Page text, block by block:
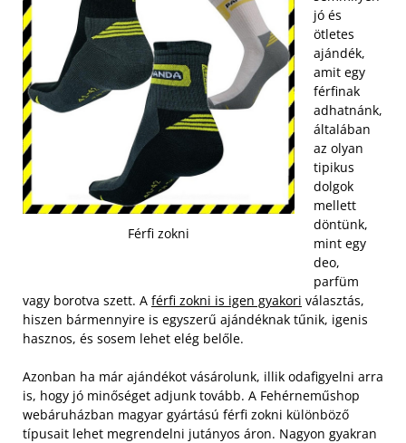
Férfi zokni
jó és
ötletes
ajándék,
amit egy
férfinak
adhatnánk,
általában
az olyan
tipikus
dolgok
mellett
döntünk,
mint egy
deo,
parfüm
vagy borotva szett. A férfi zokni is igen gyakori választás,
hiszen bármennyire is egyszerű ajándéknak tűnik, igenis
hasznos, és sosem lehet elég belőle.
Azonban ha már ajándékot vásárolunk, illik odafigyelni arra
is, hogy jó minőséget adjunk tovább. A Fehérneműshop
webáruházban magyar gyártású férfi zokni különböző
típusait lehet megrendelni jutányos áron. Nagyon gyakran